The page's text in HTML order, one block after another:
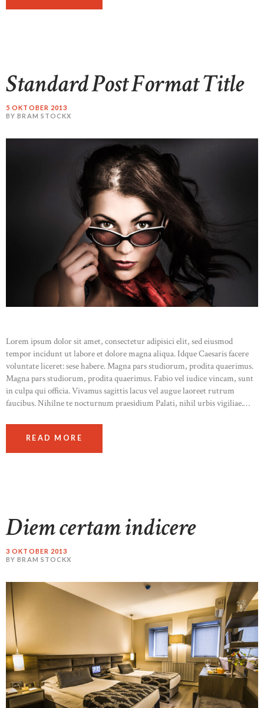
Standard Post Format Title
5 OKTOBER 2013
BY BRAM STOCKX
Lorem ipsum dolor sit amet, consectetur adipisici elit, sed eiusmod
tempor incidunt ut labore et dolore magna aliqua. Idque Caesaris facere
voluntate liceret: sese habere. Magna pars studiorum, prodita quaerimus.
Magna pars studiorum, prodita quaerimus. Fabio vel iudice vincam, sunt
in culpa qui officia. Vivamus sagittis lacus vel augue laoreet rutrum
faucibus. Nihilne te nocturnum praesidium Palati, nihil urbis vigiliae.…
READ MORE
Diem certam indicere
3 OKTOBER 2013
BY BRAM STOCKX